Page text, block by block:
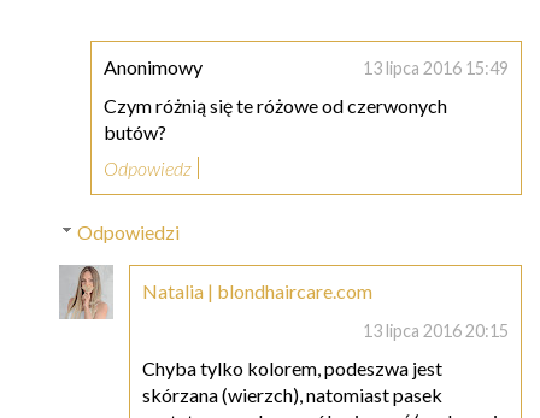
Anonimowy 13 lipca 2016 15:49
Czym różnią się te różowe od czerwonych
butów?
Odpowiedz
Odpowiedzi
Natalia | blondhaircare.com
13 lipca 2016 20:15
Chyba tylko kolorem, podeszwa jest
skórzana (wierzch), natomiast pasek